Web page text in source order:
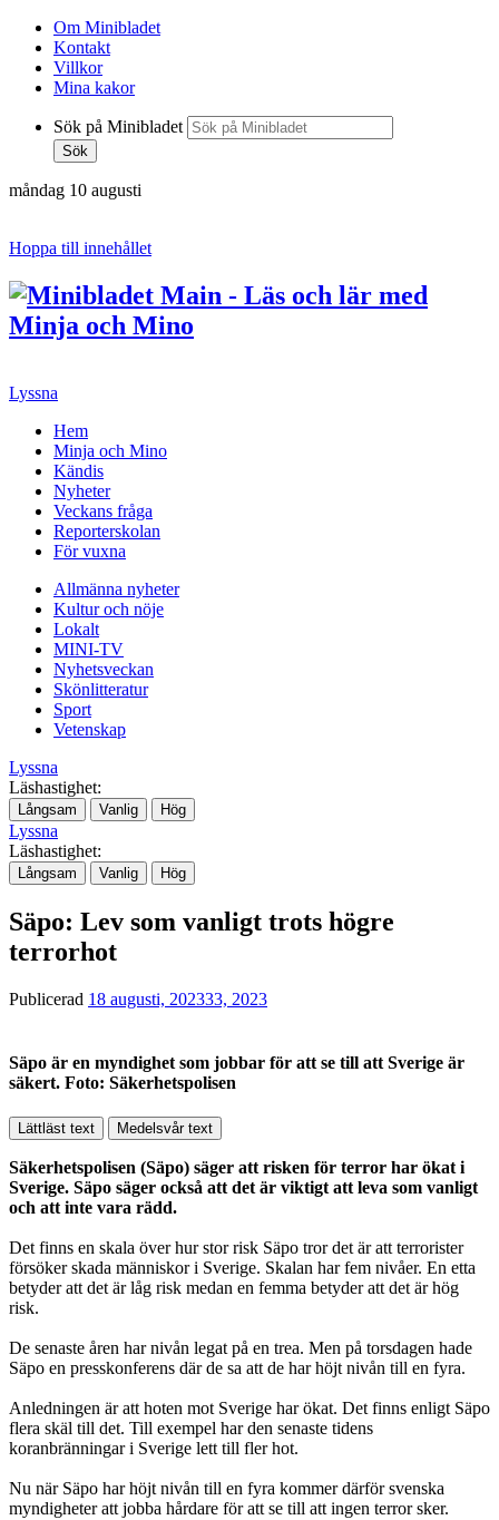
Om Minibladet
Kontakt
Villkor
Mina kakor
Sök på Minibladet
Sök
måndag 10 augusti
Hoppa till innehållet
Lyssna
Hem
Minja och Mino
Kändis
Nyheter
Veckans fråga
Reporterskolan
För vuxna
Allmänna nyheter
Kultur och nöje
Lokalt
MINI-TV
Nyhetsveckan
Skönlitteratur
Sport
Vetenskap
Lyssna
Läshastighet:
Långsam Vanlig Hög
Lyssna
Läshastighet:
Långsam Vanlig Hög
Säpo: Lev som vanligt trots högre
terrorhot
Publicerad 18 augusti, 202333, 2023
Säpo är en myndighet som jobbar för att se till att Sverige är
säkert. Foto: Säkerhetspolisen
Lättläst text Medelsvår text
Säkerhetspolisen (Säpo) säger att risken för terror har ökat i
Sverige. Säpo säger också att det är viktigt att leva som vanligt
och att inte vara rädd.
Det finns en skala över hur stor risk Säpo tror det är att terrorister
försöker skada människor i Sverige. Skalan har fem nivåer. En etta
betyder att det är låg risk medan en femma betyder att det är hög
risk.
De senaste åren har nivån legat på en trea. Men på torsdagen hade
Säpo en presskonferens där de sa att de har höjt nivån till en fyra.
Anledningen är att hoten mot Sverige har ökat. Det finns enligt Säpo
flera skäl till det. Till exempel har den senaste tidens
koranbränningar i Sverige lett till fler hot.
Nu när Säpo har höjt nivån till en fyra kommer därför svenska
myndigheter att jobba hårdare för att se till att ingen terror sker.